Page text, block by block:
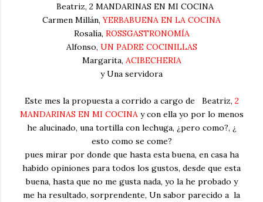
Beatriz, 2 MANDARINAS EN MI COCINA
Carmen Millán,YERBABUENA EN LA COCINA
Rosalía, ROSSGASTRONOMÍA
Alfonso, UN PADRE COCINILLAS
Margarita, ACIBECHERIA
y Una servidora
Este mes la propuesta a corrido a cargo de Beatriz, 2
MANDARINAS EN MI COCINA y con ella yo por lo menos
he alucinado, una tortilla con lechuga, ¿pero como?, ¿
esto como se come?
pues mirar por donde que hasta esta buena, en casa ha
habido opiniones para todos los gustos, desde que esta
buena, hasta que no me gusta nada, yo la he probado y
me ha resultado, sorprendente, Un sabor parecido a la